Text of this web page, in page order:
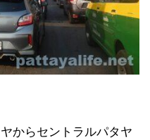
からセントラルパタヤ